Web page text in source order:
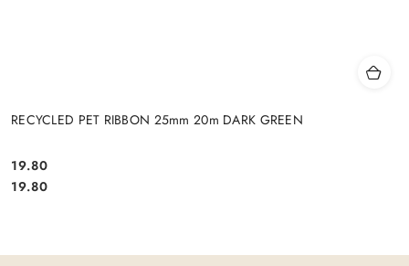
RECYCLED PET RIBBON 25mm 20m DARK GREEN
Cena:
19.80
Cena:
19.80